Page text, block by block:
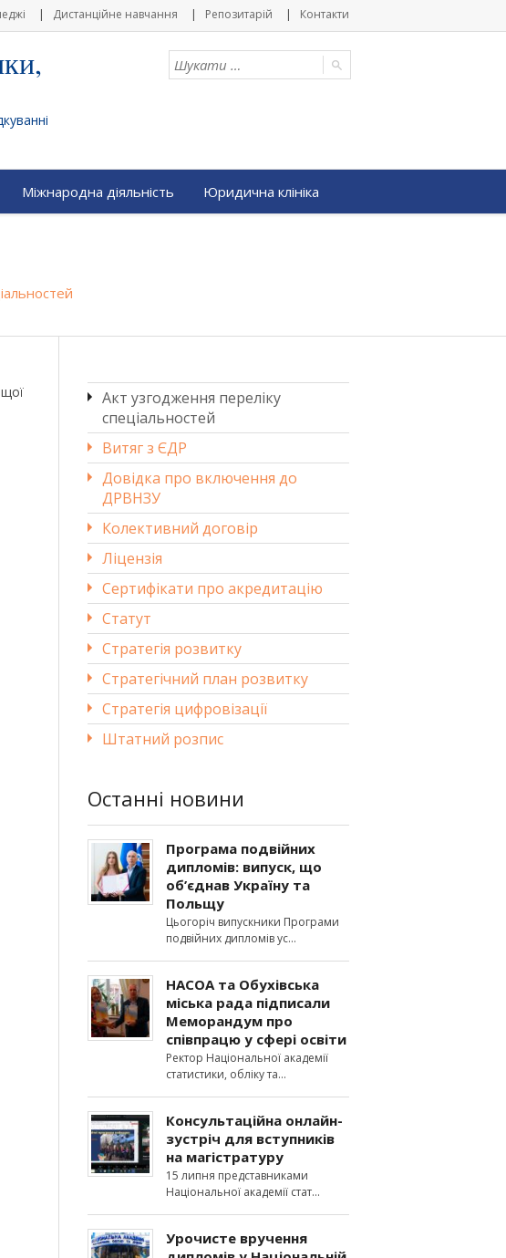
Дистанційне навчання Репозитарій Контакти
Міжнародна діяльність Юридична клініка
Акт узгодження переліку
спеціальностей
Витяг з ЄДР
Довідка про включення до
ДРВНЗУ
Колективний договір
Ліцензія
Сертифікати про акредитацію
Статут
Стратегія розвитку
Стратегічний план розвитку
Стратегія цифровізації
Штатний розпис
Останні новини
Програма подвійних
дипломів: випуск, що
об’єднав Україну та
Польщу
Цьогоріч випускники Програми
подвійних дипломів ус
НАСОА та Обухівська
міська рада підписали
Меморандум про
співпрацю у сфері освіти
Ректор Національної академії
статистики, обліку та
Консультаційна онлайн-
зустріч для вступників
на магістратуру
15 липня представниками
Національної академії стат
Урочисте вручення